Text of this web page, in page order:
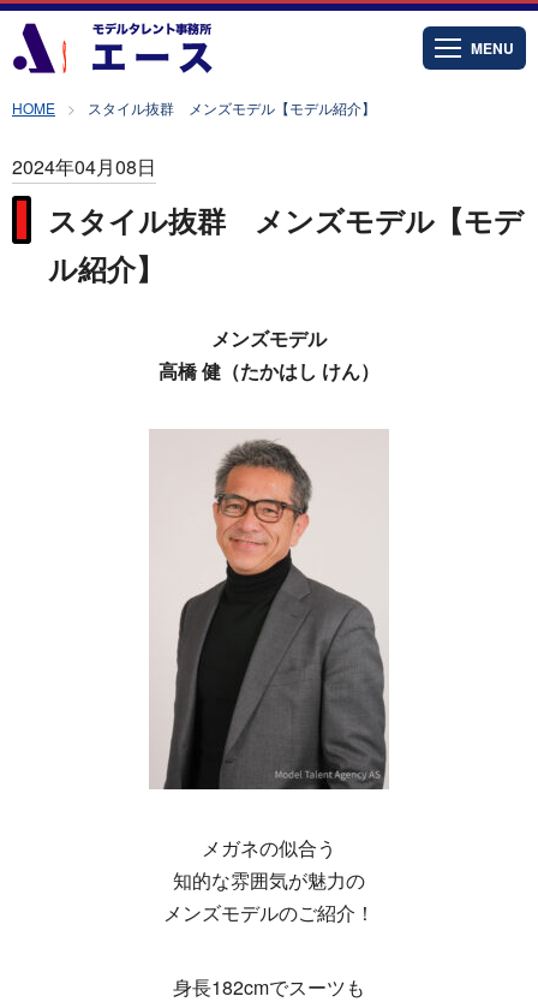
MENU
HOME スタイル抜群 メンズモデル【モデル紹介】
2024年04月08日
スタイル抜群 メンズモデル【モデ
ル紹介】
メンズモデル
高橋 健（たかはし けん）
メガネの似合う
知的な雰囲気が魅力の
メンズモデルのご紹介！
身長182cmでスーツも